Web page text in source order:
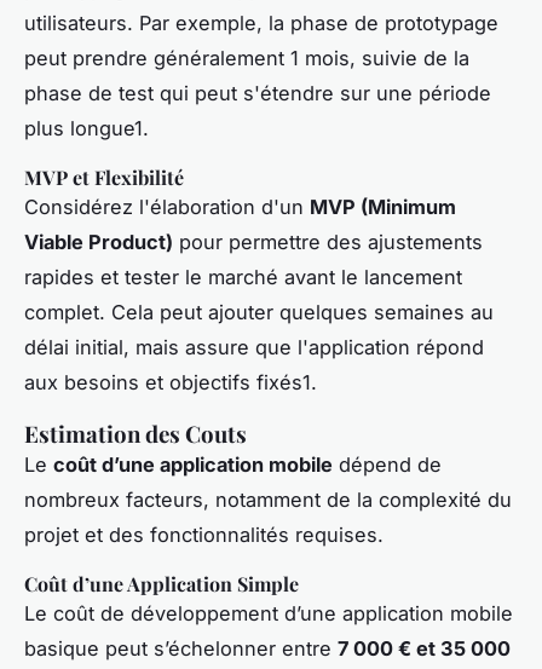
utilisateurs. Par exemple, la phase de prototypage
peut prendre généralement 1 mois, suivie de la
phase de test qui peut s'étendre sur une période
plus longue1.
MVP et Flexibilité
Considérez l'élaboration d'un MVP (Minimum
Viable Product) pour permettre des ajustements
rapides et tester le marché avant le lancement
complet. Cela peut ajouter quelques semaines au
délai initial, mais assure que l'application répond
aux besoins et objectifs fixés1.
Estimation des Couts
Le coût d’une application mobile dépend de
nombreux facteurs, notamment de la complexité du
projet et des fonctionnalités requises.
Coût d’une Application Simple
Le coût de développement d’une application mobile
basique peut s’échelonner entre 7 000 € et 35 000